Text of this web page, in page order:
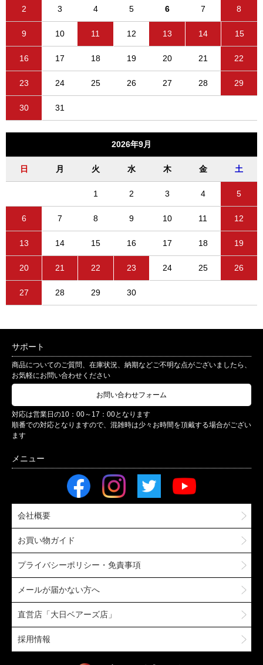
2 3 4 5 6 7 8
9 10 11 12 13 14 15
16 17 18 19 20 21 22
23 24 25 26 27 28 29
30 31
2026年9月
日 月 火 水 木 金 土
1 2 3 4 5
6 7 8 9 10 11 12
13 14 15 16 17 18 19
20 21 22 23 24 25 26
27 28 29 30
サポート
商品についてのご質問、在庫状況、納期などご不明な点がございましたら、
お気軽にお問い合わせください
お問い合わせフォーム
対応は営業日の10：00～17：00となります
順番での対応となりますので、混雑時は少々お時間を頂戴する場合がござい
ます
会社概要
お買い物ガイド
プライバシーポリシー・免責事項
メールが届かない方へ
直営店「大日ベアーズ店」
採用情報